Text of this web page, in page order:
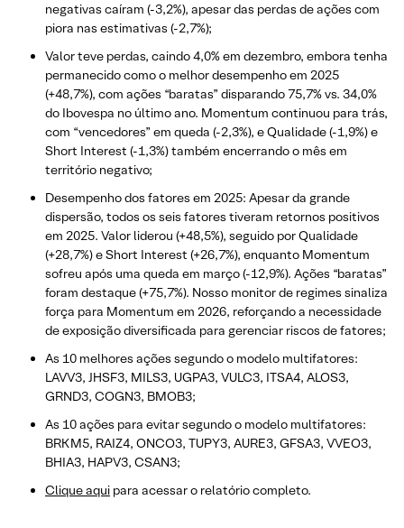
negativas caíram (-3,2%), apesar das perdas de ações com
piora nas estimativas (-2,7%);
Valor teve perdas, caindo 4,0% em dezembro, embora tenha
permanecido como o melhor desempenho em 2025
(+48,7%), com ações “baratas” disparando 75,7% vs. 34,0%
do Ibovespa no último ano. Momentum continuou para trás,
com “vencedores” em queda (-2,3%), e Qualidade (-1,9%) e
Short Interest (-1,3%) também encerrando o mês em
território negativo;
Desempenho dos fatores em 2025: Apesar da grande
dispersão, todos os seis fatores tiveram retornos positivos
em 2025. Valor liderou (+48,5%), seguido por Qualidade
(+28,7%) e Short Interest (+26,7%), enquanto Momentum
sofreu após uma queda em março (-12,9%). Ações “baratas”
foram destaque (+75,7%). Nosso monitor de regimes sinaliza
força para Momentum em 2026, reforçando a necessidade
de exposição diversificada para gerenciar riscos de fatores;
As 10 melhores ações segundo o modelo multifatores:
LAVV3, JHSF3, MILS3, UGPA3, VULC3, ITSA4, ALOS3,
GRND3, COGN3, BMOB3;
As 10 ações para evitar segundo o modelo multifatores:
BRKM5, RAIZ4, ONCO3, TUPY3, AURE3, GFSA3, VVEO3,
BHIA3, HAPV3, CSAN3;
Clique aqui para acessar o relatório completo.